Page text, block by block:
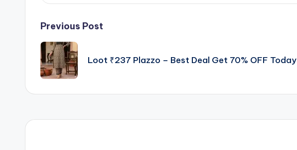
Post
navigation
Previous Post
Loot ₹237 Plazzo – Best Deal Get 70% OFF Today